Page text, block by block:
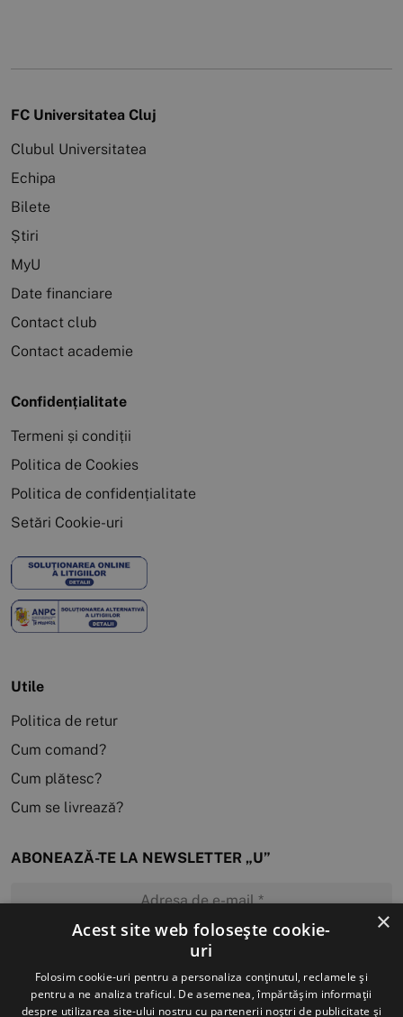
FC Universitatea Cluj
Clubul Universitatea
Echipa
Bilete
Știri
MyU
Date financiare
Contact club
Contact academie
Confidențialitate
Termeni și condiții
Politica de Cookies
Politica de confidențialitate
Setări Cookie-uri
Utile
Politica de retur
Cum comand?
Cum plătesc?
Cum se livrează?
ABONEAZĂ-TE LA NEWSLETTER „U”
MĂ ABONEZ
×
Acest site web folosește cookie-
uri
Folosim cookie-uri pentru a personaliza conținutul, reclamele și
pentru a ne analiza traficul. De asemenea, împărtășim informații
despre utilizarea site-ului nostru cu partenerii noștri de publicitate și